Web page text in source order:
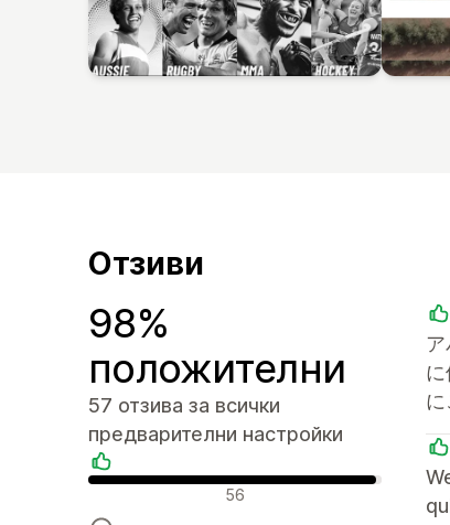
Отзиви
98%
положителни
57 отзива за всички
предварителни настройки
Положителни отзиви
56